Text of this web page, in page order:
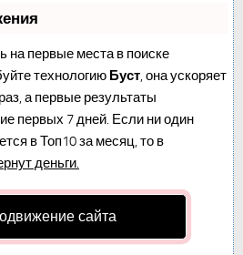
на первые места в поиске
технологию Буст, она ускоряет
а первые результаты
первых 7 дней. Если ни один
в Топ10 за месяц, то в
деньги.
сайта